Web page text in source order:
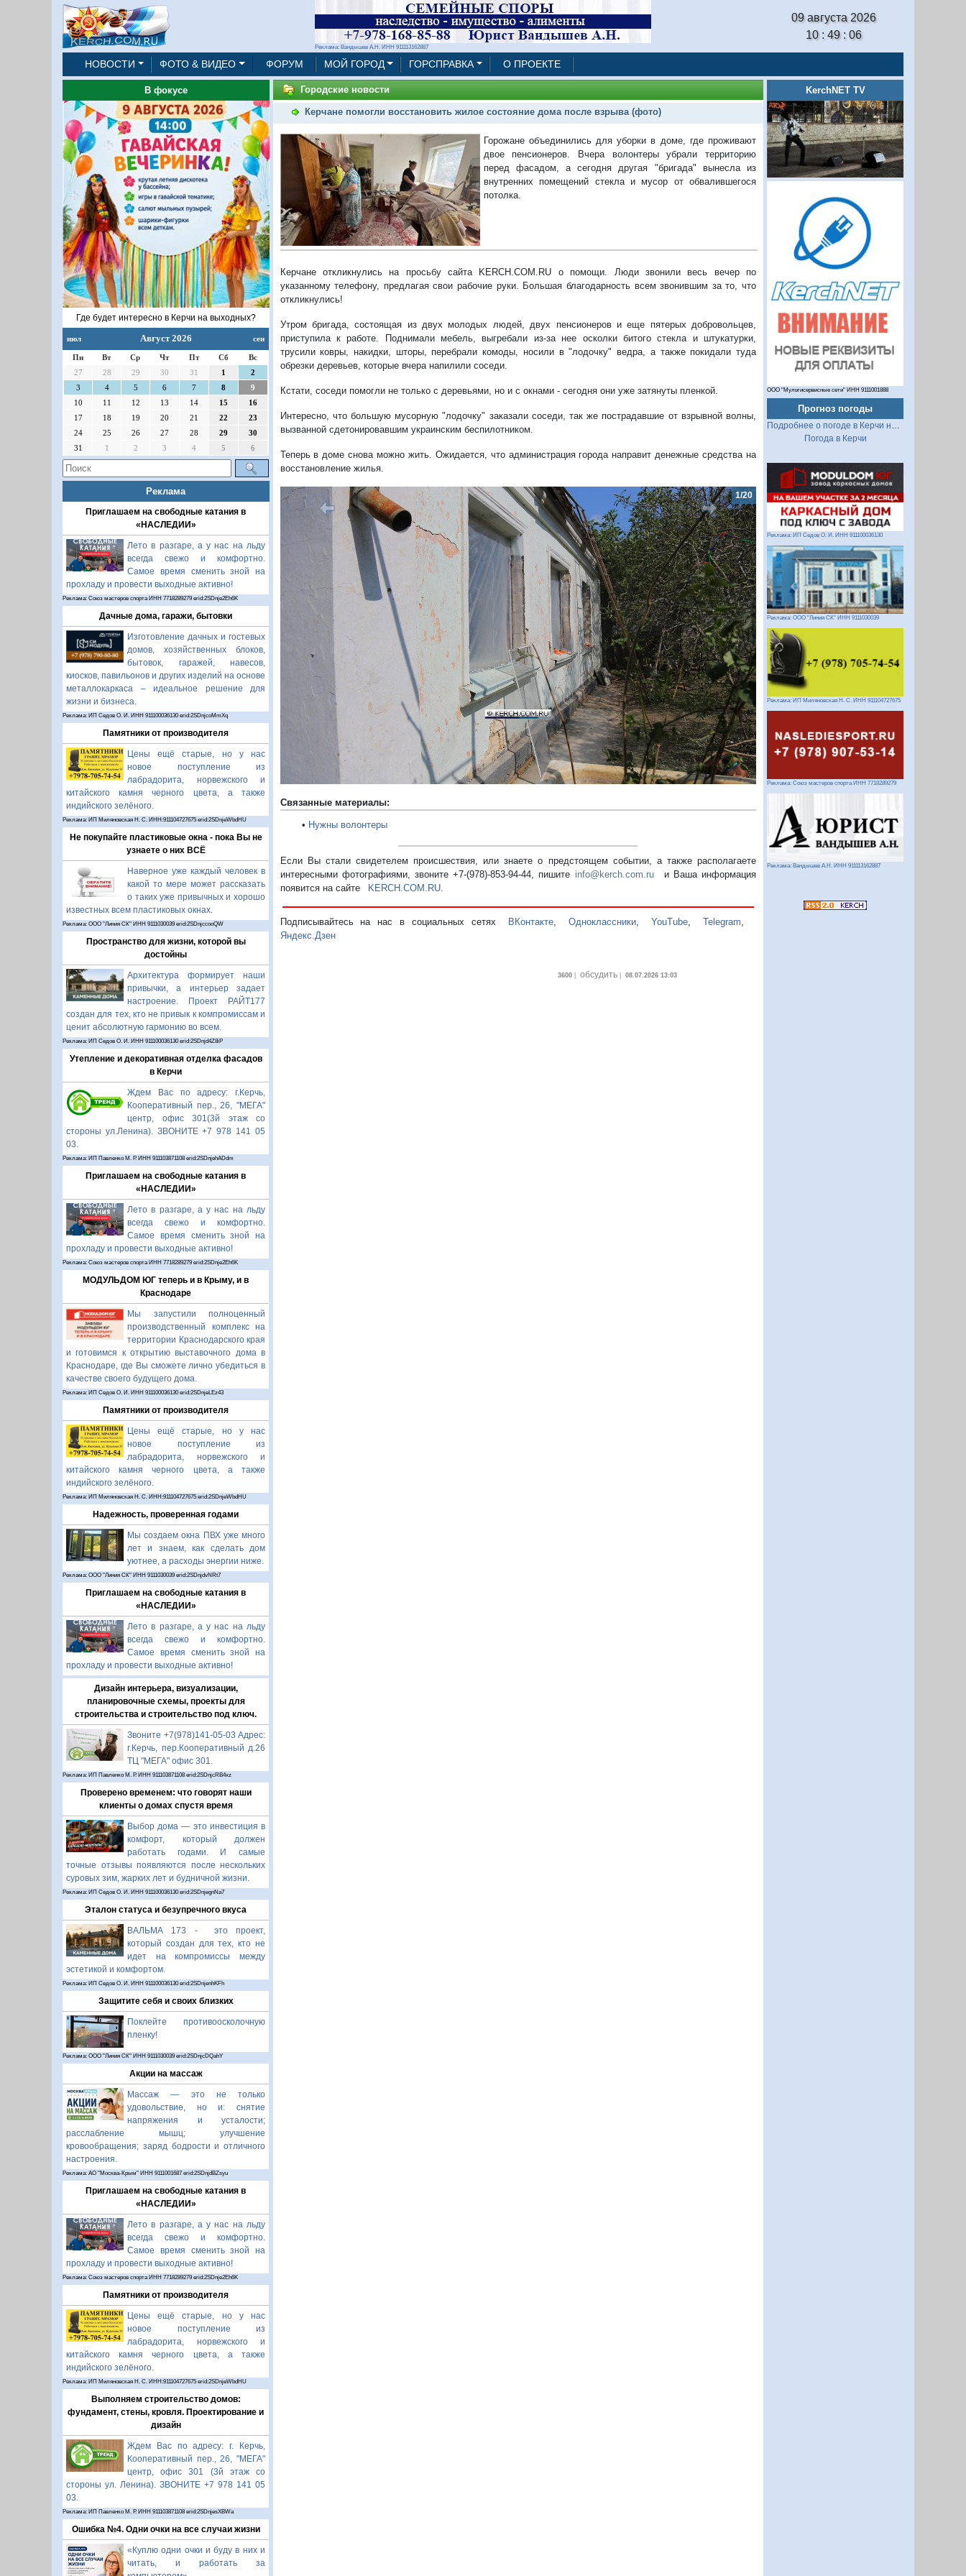
Реклама: Вандышев А.Н. ИНН 911113162887
09 августа 2026
10 : 49 : 07
НОВОСТИ ФОТО & ВИДЕО ФОРУМ МОЙ ГОРОД ГОРСПРАВКА О ПРОЕКТЕ
В фокусе
Где будет интересно в Керчи на выходных?
июл Август 2026 сен
Пн Вт Ср Чт Пт Сб
Вс
27
28 29 30 31 1
2
3
4 5 6 7 8
9
10
11 12 13 14 15
16
17
18 19 20 21 22
23
24
25 26 27 28 29
30
31
1 2 3 4 5 6
Реклама
Приглашаем на свободные катания в
«НАСЛЕДИИ»
Лето в разгаре, а у нас на льду
всегда свежо и комфортно.
Самое время сменить зной на
прохладу и провести выходные активно!
Реклама: Союз мастеров спорта ИНН 7718289279 erid:2SDnje2Eh6K
Дачные дома, гаражи, бытовки
Изготовление дачных и гостевых
домов, хозяйственных блоков,
бытовок, гаражей, навесов,
киосков, павильонов и других изделий на основе
металлокаркаса – идеальное решение для
жизни и бизнеса.
Реклама: ИП Седов О. И. ИНН 911100036130 erid:2SDnjcoMmXq
Памятники от производителя
Цены ещё старые, но у нас
новое поступление из
лабрадорита, норвежского и
китайского камня черного цвета, а также
индийского зелёного.
Реклама: ИП Миляновская Н. С. ИНН:911104727675 erid:2SDnjeWbdHU
Не покупайте пластиковые окна - пока Вы не
узнаете о них ВСЁ
Наверное уже каждый человек в
какой то мере может рассказать
о таких уже привычных и хорошо
известных всем пластиковых окнах.
Реклама: ООО "Линия СК" ИНН 9111030039 erid:2SDnjccooQW
Пространство для жизни, которой вы
достойны
Архитектура формирует наши
привычки, а интерьер задает
настроение. Проект РАЙТ177
создан для тех, кто не привык к компромиссам и
ценит абсолютную гармонию во всем.
Реклама: ИП Седов О. И. ИНН 911100036130 erid:2SDnjd4Z8iP
Утепление и декоративная отделка фасадов
в Керчи
Ждем Вас по адресу: г.Керчь,
Кооперативный пер., 26, "МЕГА"
центр, офис 301(3й этаж со
стороны ул.Ленина). ЗВОНИТЕ +7 978 141 05
03.
Реклама: ИП Павленко М. Р. ИНН 911103871108 erid:2SDnjehADdm
Приглашаем на свободные катания в
«НАСЛЕДИИ»
Лето в разгаре, а у нас на льду
всегда свежо и комфортно.
Самое время сменить зной на
прохладу и провести выходные активно!
Реклама: Союз мастеров спорта ИНН 7718289279 erid:2SDnje2Eh6K
МОДУЛЬДОМ ЮГ теперь и в Крыму, и в
Краснодаре
Мы запустили полноценный
производственный комплекс на
территории Краснодарского края
и готовимся к открытию выставочного дома в
Краснодаре, где Вы сможете лично убедиться в
качестве своего будущего дома.
Реклама: ИП Седов О. И. ИНН 911100036130 erid:2SDnjeLEz43
Памятники от производителя
Цены ещё старые, но у нас
новое поступление из
лабрадорита, норвежского и
китайского камня черного цвета, а также
индийского зелёного.
Реклама: ИП Миляновская Н. С. ИНН:911104727675 erid:2SDnjeWbdHU
Надежность, проверенная годами
Мы создаем окна ПВХ уже много
лет и знаем, как сделать дом
уютнее, а расходы энергии ниже.
Реклама: ООО "Линия СК" ИНН 9111030039 erid:2SDnjdvNRt7
Приглашаем на свободные катания в
«НАСЛЕДИИ»
Лето в разгаре, а у нас на льду
всегда свежо и комфортно.
Самое время сменить зной на
прохладу и провести выходные активно!
Дизайн интерьера, визуализации,
планировочные схемы, проекты для
строительства и строительство под ключ.
Звоните +7(978)141-05-03 Адрес:
г.Керчь, пер.Кооперативный д.26
ТЦ "МЕГА" офис 301.
Реклама: ИП Павленко М. Р. ИНН 911103871108 erid:2SDnjcRB4xz
Проверено временем: что говорят наши
клиенты о домах спустя время
Выбор дома — это инвестиция в
комфорт, который должен
работать годами. И самые
точные отзывы появляются после нескольких
суровых зим, жарких лет и будничной жизни.
Реклама: ИП Седов О. И. ИНН 911100036130 erid:2SDnjegnNa7
Эталон статуса и безупречного вкуса
ВАЛЬМА 173 - это проект,
который создан для тех, кто не
идет на компромиссы между
эстетикой и комфортом.
Реклама: ИП Седов О. И. ИНН 911100036130 erid:2SDnjenhKFh
Защитите себя и своих близких
Поклейте противоосколочную
пленку!
Реклама: ООО "Линия СК" ИНН 9111030039 erid:2SDnjcDQahY
Акции на массаж
Массаж — это не только
удовольствие, но и: снятие
напряжения и усталости;
расслабление мышц; улучшение
кровообращения; заряд бодрости и отличного
настроения.
Реклама: АО "Москва-Крым" ИНН 9111001687 erid:2SDnjdBZsyu
Приглашаем на свободные катания в
«НАСЛЕДИИ»
Лето в разгаре, а у нас на льду
всегда свежо и комфортно.
Самое время сменить зной на
прохладу и провести выходные активно!
Реклама: Союз мастеров спорта ИНН 7718289279 erid:2SDnje2Eh6K
Памятники от производителя
Цены ещё старые, но у нас
новое поступление из
лабрадорита, норвежского и
китайского камня черного цвета, а также
индийского зелёного.
Реклама: ИП Миляновская Н. С. ИНН:911104727675 erid:2SDnjeWbdHU
Выполняем строительство домов:
фундамент, стены, кровля. Проектирование и
дизайн
Ждем Вас по адресу: г. Керчь,
Кооперативный пер., 26, "МЕГА"
центр, офис 301 (3й этаж со
стороны ул. Ленина). ЗВОНИТЕ +7 978 141 05
03.
Реклама: ИП Павленко М. Р. ИНН 911103871108 erid:2SDnjesXBWa
Ошибка №4. Одни очки на все случаи жизни
«Куплю одни очки и буду в них и
читать, и работать за
Городские новости
Керчане помогли восстановить жилое состояние дома после взрыва (фото)
Горожане объединились для уборки в доме, где проживают
двое пенсионеров. Вчера волонтеры убрали территорию
перед фасадом, а сегодня другая "бригада" вынесла из
внутренних помещений стекла и мусор от обвалившегося
потолка.
Керчане откликнулись на просьбу сайта KERCH.COM.RU о помощи. Люди звонили весь вечер по
указанному телефону, предлагая свои рабочие руки. Большая благодарность всем звонившим за то, что
откликнулись!
Утром бригада, состоящая из двух молодых людей, двух пенсионеров и еще пятерых добровольцев,
приступила к работе. Поднимали мебель, выгребали из-за нее осколки битого стекла и штукатурки,
трусили ковры, накидки, шторы, перебрали комоды, носили в "лодочку" ведра, а также покидали туда
обрезки деревьев, которые вчера напилили соседи.
Кстати, соседи помогли не только с деревьями, но и с окнами - сегодня они уже затянуты пленкой.
Интересно, что большую мусорную "лодочку" заказали соседи, так же пострадавшие от взрывной волны,
вызванной сдетонировавшим украинским беспилотником.
Теперь в доме снова можно жить. Ожидается, что администрация города направит денежные средства на
восстановление жилья.
1/20 2/20
Предыдущий Следующий
Связанные материалы:
• Нужны волонтеры
Если Вы стали свидетелем происшествия, или знаете о предстоящем событии, а также располагаете
интересными фотографиями, звоните +7-(978)-853-94-44, пишите info@kerch.com.ru и Ваша информация
появится на сайте
KERCH.COM.RU.
Подписывайтесь на нас в социальных сетях ВКонтакте, Одноклассники,YouTube,Telegram,
Яндекс.Дзен
3600| обсудить| 08.07.2026 13:03
KerchNET TV
ООО "Мультисервисные сети" ИНН 9111001888
Прогноз погоды
Подробнее о погоде в Керчи на 2 недели
Погода в Керчи
Реклама: ИП Седов О. И. ИНН 911100036130
Реклама: ООО "Линия СК" ИНН 9111030039
Реклама: ИП Миляновская Н. С. ИНН 911104727675
Реклама: Союз мастеров спорта ИНН 7718289279
Реклама: Вандышев А.Н. ИНН 911113162887